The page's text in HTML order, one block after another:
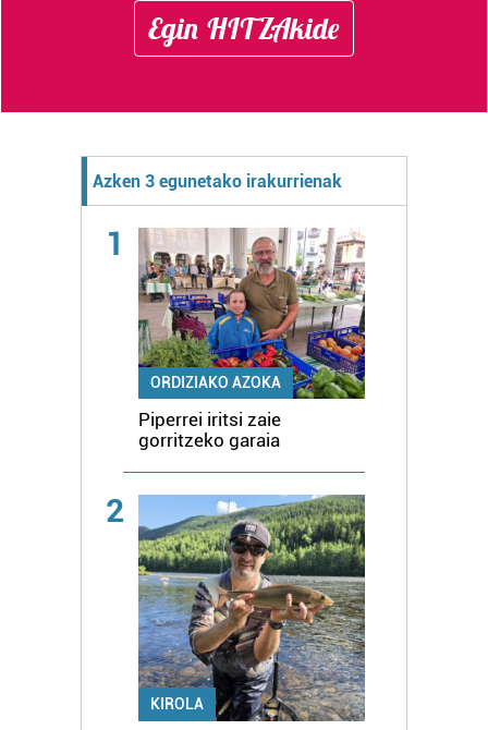
Egin HITZAkide
Azken 3 egunetako irakurrienak
1
ORDIZIAKO AZOKA
Piperrei iritsi zaie
gorritzeko garaia
2
KIROLA